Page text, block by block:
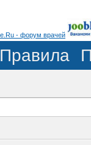
Правила